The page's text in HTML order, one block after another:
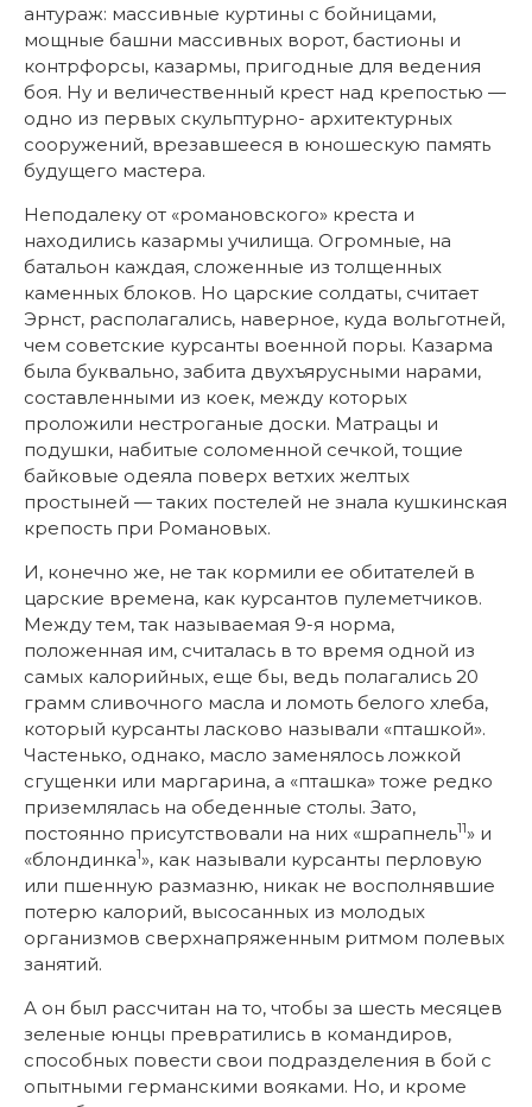
антураж: массивные куртины с бойницами,
мощные башни массивных ворот, бастионы и
контрфорсы, казармы, пригодные для ведения
боя. Ну и величественный крест над крепостью —
одно из первых скульптурно- архитектурных
сооружений, врезавшееся в юношескую память
будущего мастера.
Неподалеку от «романовского» креста и
находились казармы училища. Огромные, на
батальон каждая, сложенные из толщенных
каменных блоков. Но царские солдаты, считает
Эрнст, располагались, наверное, куда вольготней,
чем советские курсанты военной поры. Казарма
была буквально, забита двухъярусными нарами,
составленными из коек, между которых
проложили нестроганые доски. Матрацы и
подушки, набитые соломенной сечкой, тощие
байковые одеяла поверх ветхих желтых
простыней — таких постелей не знала кушкинская
крепость при Романовых.
И, конечно же, не так кормили ее обитателей в
царские времена, как курсантов пулеметчиков.
Между тем, так называемая 9-я норма,
положенная им, считалась в то время одной из
самых калорийных, еще бы, ведь полагались 20
грамм сливочного масла и ломоть белого хлеба,
который курсанты ласково называли «пташкой».
Частенько, однако, масло заменялось ложкой
сгущенки или маргарина, а «пташка» тоже редко
приземлялась на обеденные столы. Зато,
постоянно присутствовали на них «шрапнель11» и
«блондинка1», как называли курсанты перловую
или пшенную размазню, никак не восполнявшие
потерю калорий, высосанных из молодых
организмов сверхнапряженным ритмом полевых
занятий.
А он был рассчитан на то, чтобы за шесть месяцев
зеленые юнцы превратились в командиров,
способных повести свои подразделения в бой с
опытными германскими вояками. Но, и кроме